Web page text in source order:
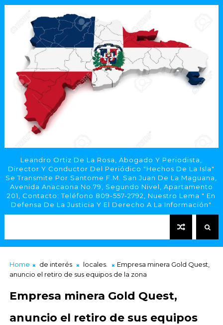
Leandro Ortiz De La Rosa, Abogado Y Periodista,
Director Y Conductor Del Periódico "Hechos De La Isla"
Se Transmite Por Santome F.M. San Juan De La Maguana,
Avenida Anacaona No.79, Segundo Nivel, Apartamento
201, Contacto: Teléfono 809-557-2792, Nuestro Lema " En
Defensa De La Justicia Y El Derecho A La Información"
Home de interés locales.
Empresa minera Gold Quest,
anuncio el retiro de sus equipos de la zona
Empresa minera Gold Quest,
anuncio el retiro de sus equipos